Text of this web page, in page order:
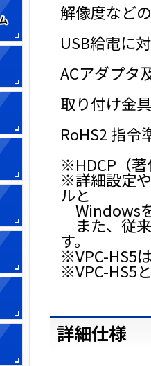
解像度など
USB給電に
ACアダプタ
取り付け金
RoHS2 指令
※HDCP（著
※詳細設定
ルと
Windows
また、従
す。
※VPC-HS5
※VPC-HS5
詳細仕様